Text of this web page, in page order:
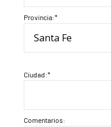
Provincia:*
Ciudad:*
Comentarios: